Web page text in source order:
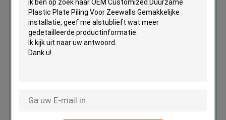
Krijg de beste prijs voor
OEM Customized Duurzame